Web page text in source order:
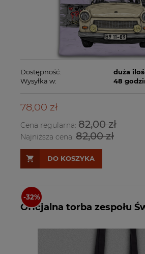
Dostępność:
duża
Wysyłka w:
48
78,00 zł
Cena regularna: 82,00 zł
Najniższa cena: 82,00 zł
DO KOSZYKA
Oficjalna torba zespołu